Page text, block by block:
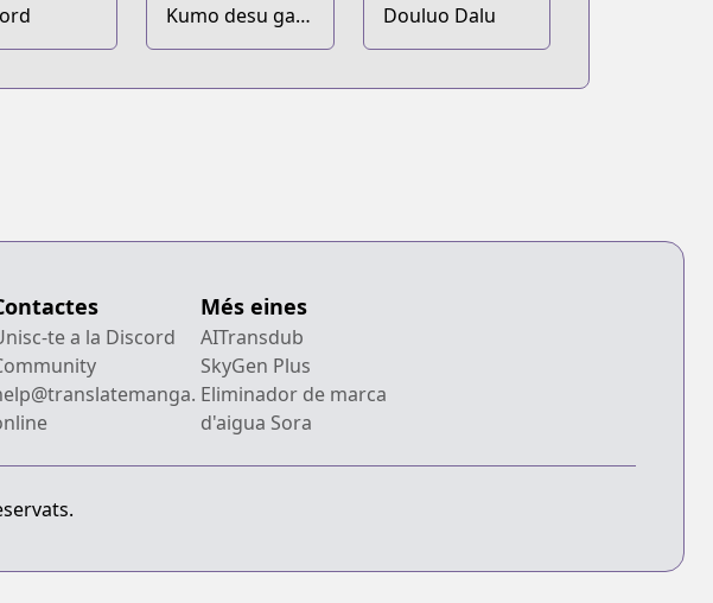
Kumo desu ga,
Nani ka?
Douluo Dalu
te a la Discord
Més eines
AITransdub
SkyGen Plus
Eliminador de marca
d'aigua Sora